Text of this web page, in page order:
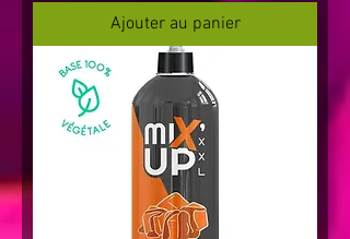
Ajouter au panier